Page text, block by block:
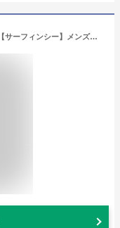
【SURF-N-SEA】【サーフアンドシー】【サーフィンシー】メンズ半袖TシャツノースショアサーファーX-ingHawaii ハワイ雑貨 ハワイアン